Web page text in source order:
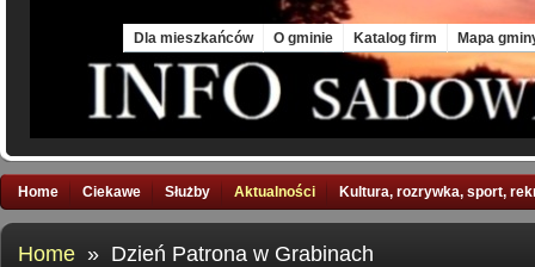
Dla mieszkańców O gminie Katalog firm Mapa
Home Ciekawe Służby Aktualności Kultura, rozrywka, sport,
Home » Dzień Patrona w Grabinach